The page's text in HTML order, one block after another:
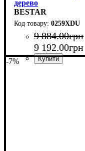
дерево
BESTAR
0259XDU
9 884.00грн
9 192.00грн
-7%